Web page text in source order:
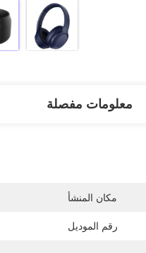
معلومات مفصلة
مكان المنشأ
رقم الموديل